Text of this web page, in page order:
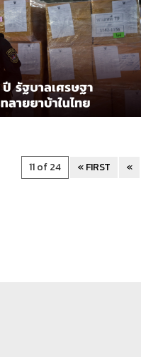
11 of 24 « FIRST «